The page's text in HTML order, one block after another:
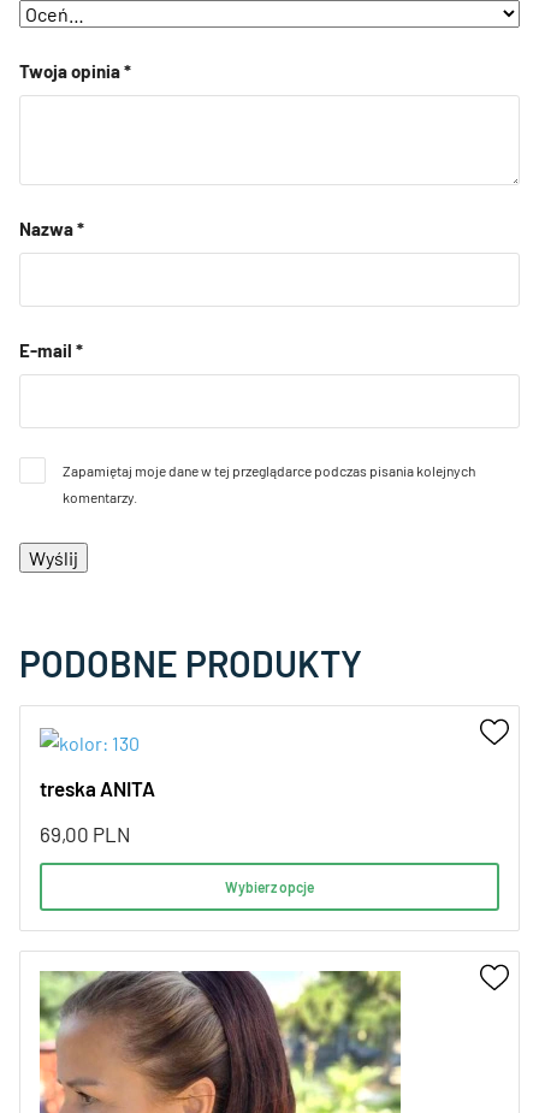
Twoja opinia*
Nazwa*
E-mail *
Zapamiętaj moje dane w tej przeglądarce podczas pisania kolejnych
komentarzy.
PODOBNE PRODUKTY
treska ANITA
69,00 PLN
Wybierz opcje